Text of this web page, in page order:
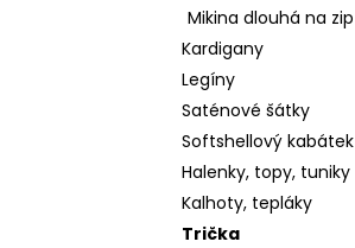
Mikina dlouhá na zip
Kardigany
Legíny
Saténové šátky
Softshellový kabátek
Halenky, topy, tuniky
Kalhoty, tepláky
Trička